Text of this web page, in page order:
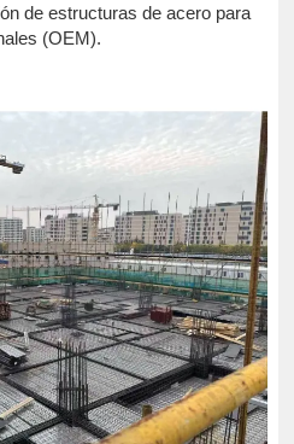
de estructuras de acero para
(OEM).